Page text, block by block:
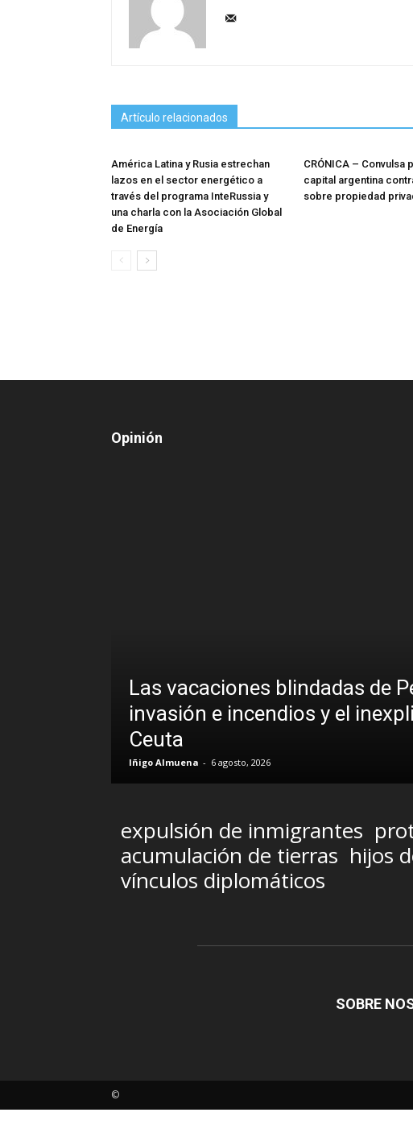
Artículo relacionados
América Latina y Rusia estrechan
lazos en el sector energético a
través del programa InteRussia y
una charla con la Asociación Global
de Energía
CRÓNICA – Convulsa
capital argentina
sobre propiedad
Opinión
Las vacaciones blindadas de
invasión e incendios y el
Ceuta
Iñigo Almuena - 6 agosto, 2026
expulsión de inmigrantes
acumulación de tierras hijos
vínculos diplomáticos
SOBRE
©